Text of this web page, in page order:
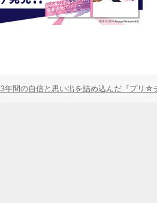
3年間の自信と思い出を詰め込んだ『プリ